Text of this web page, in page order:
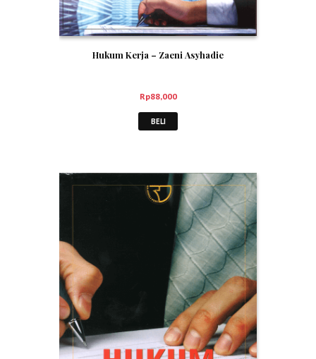
Hukum Kerja – Zaeni Asyhadie
Rp88,000
BELI